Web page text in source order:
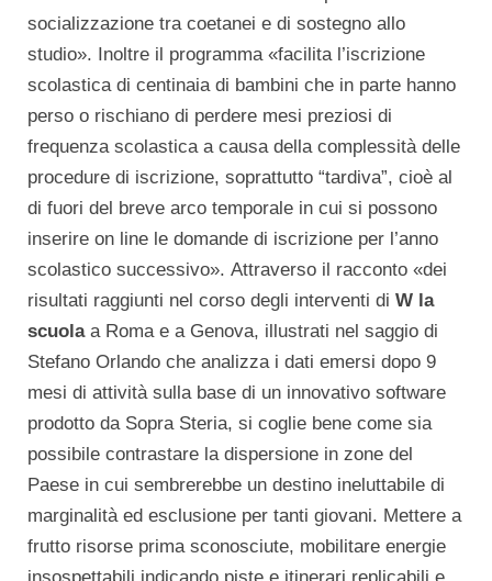
socializzazione tra coetanei e di sostegno allo
studio». Inoltre il programma «facilita l’iscrizione
scolastica di centinaia di bambini che in parte hanno
perso o rischiano di perdere mesi preziosi di
frequenza scolastica a causa della complessità delle
procedure di iscrizione, soprattutto “tardiva”, cioè al
di fuori del breve arco temporale in cui si possono
inserire on line le domande di iscrizione per l’anno
scolastico successivo». Attraverso il racconto «dei
risultati raggiunti nel corso degli interventi di W la
scuolaa Roma e a Genova, illustrati nel saggio di
Stefano Orlando che analizza i dati emersi dopo 9
mesi di attività sulla base di un innovativo software
prodotto da Sopra Steria, si coglie bene come sia
possibile contrastare la dispersione in zone del
Paese in cui sembrerebbe un destino ineluttabile di
marginalità ed esclusione per tanti giovani. Mettere a
frutto risorse prima sconosciute, mobilitare energie
insospettabili indicando piste e itinerari replicabili e